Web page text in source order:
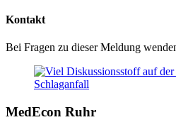
Kontakt
Bei Fragen zu dieser Meldung
MedEcon Ruhr